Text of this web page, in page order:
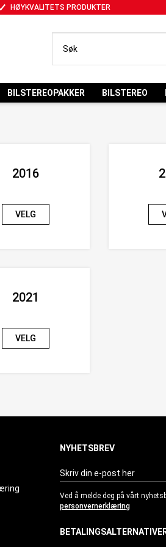
HØYKVALITETS PRODUKTER
BILSTEREOPAKKER BILSTEREO
2016
VELG
2021
VELG
NYHETSBREV
Ved å melde deg på vårt
personvernerklæring